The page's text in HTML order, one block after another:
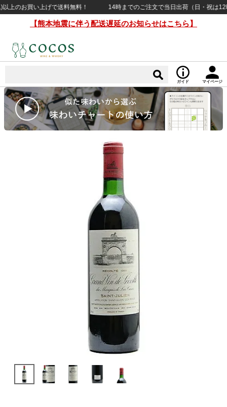
のお買い上げで送料無料！ 14時までのご注文で当日出荷（日・祝は12時
【熊本地震に伴う配送遅延のお知らせはこちら】
ガイド マイページ